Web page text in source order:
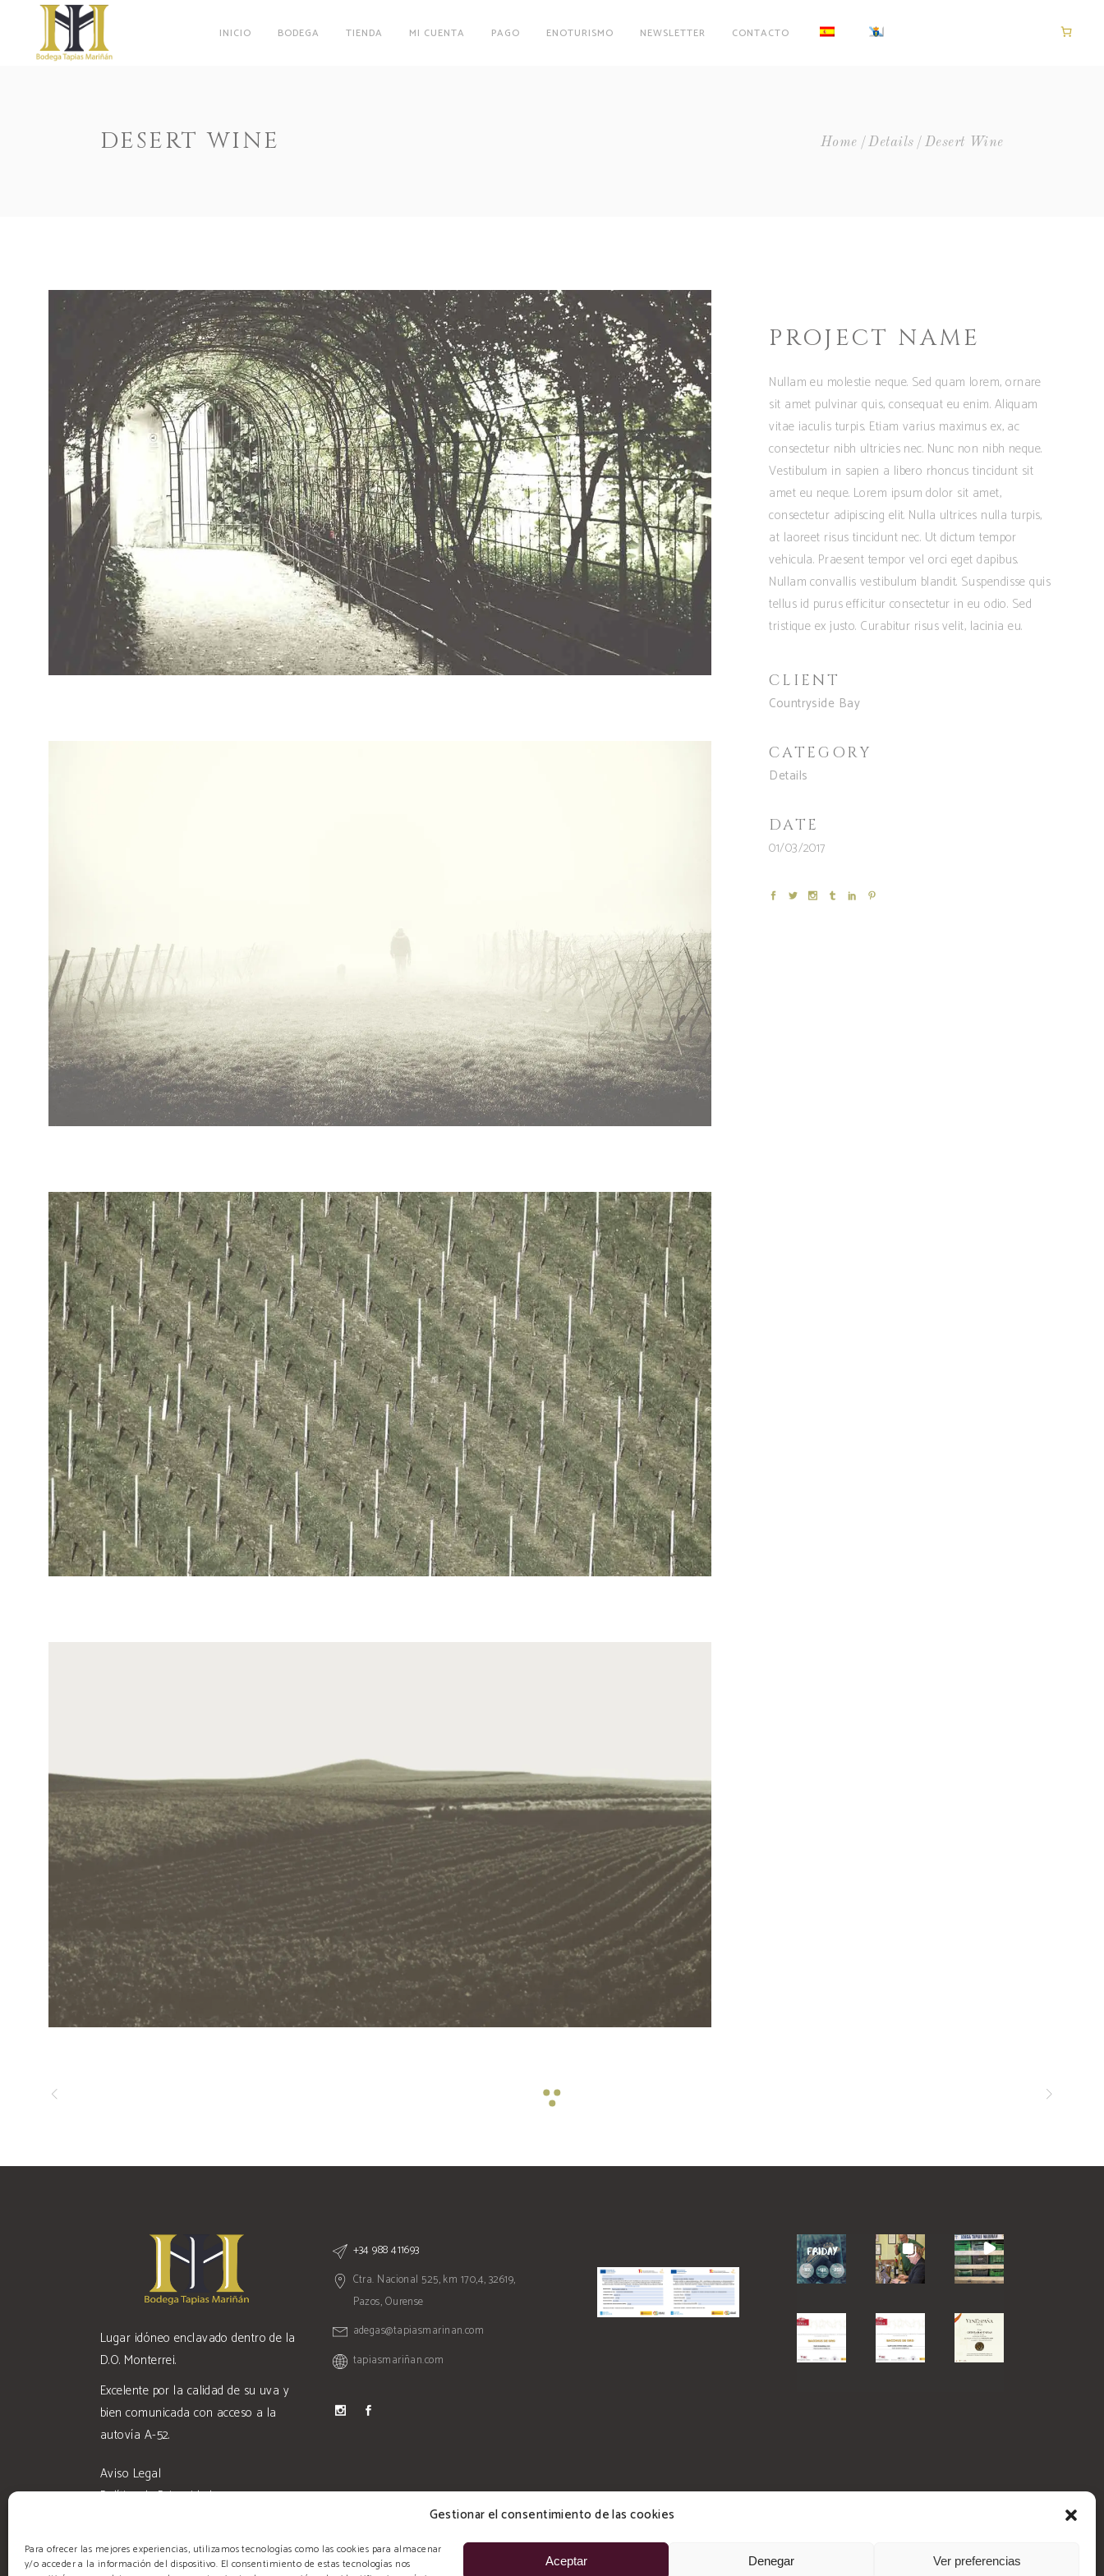
Gestionar el consentimiento de las cookies
Para ofrecer las mejores experiencias, utilizamos tecnologías como las cookies para almacenar
y/o acceder a la información del dispositivo. El consentimiento de estas tecnologías nos
Aceptar Denegar Ver preferencias
INICIO BODEGA TIENDA MI CUENTA PAGO ENOTURISMO NEWSLETTER CONTACTO
DESERT WINE Home Details Desert Wine
PROJECT NAME
Nullam eu molestie neque. Sed quam lorem, ornare
sit amet pulvinar quis, consequat eu enim. Aliquam
vitae iaculis turpis. Etiam varius maximus ex, ac
consectetur nibh ultricies nec. Nunc non nibh neque.
Vestibulum in sapien a libero rhoncus tincidunt sit
amet eu neque. Lorem ipsum dolor sit amet,
consectetur adipiscing elit. Nulla ultrices nulla turpis,
at laoreet risus tincidunt nec. Ut dictum tempor
vehicula. Praesent tempor vel orci eget dapibus.
Nullam convallis vestibulum blandit. Suspendisse quis
tellus id purus efficitur consectetur in eu odio. Sed
tristique ex justo. Curabitur risus velit, lacinia eu.
CLIENT
Countryside Bay
CATEGORY
Details
DATE
01/03/2017
Lugar idóneo enclavado dentro de la
D.O. Monterrei.
Excelente por la calidad de su uva y
bien comunicada con acceso a la
autovía A-52.
Aviso Legal
Política de Privacidad
+34 988 411693
Ctra. Nacional 525, km 170,4, 32619,
Pazos, Ourense
adegas@tapiasmarinan.com
tapiasmariñan.com